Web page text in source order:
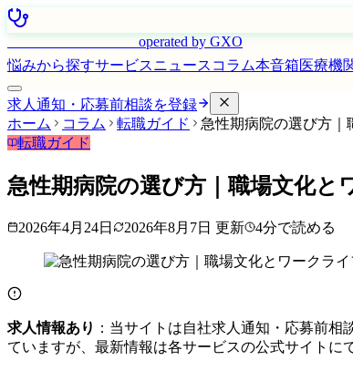
operated by GXO
悩みから探すサービスニュース コラム本音箱医療機
求人通知・応募前相談を登録
ホーム
コラム 転職ガイド
急性期病院の選び方｜
転職ガイド
急性期病院の選び方｜職場文化と
2026年4月24日 2026年8月7日 更新 4分で読める
求人情報あり ：当サイトは自社求人通知・応募前
ていますが、最新情報は各サービスの公式サイトに